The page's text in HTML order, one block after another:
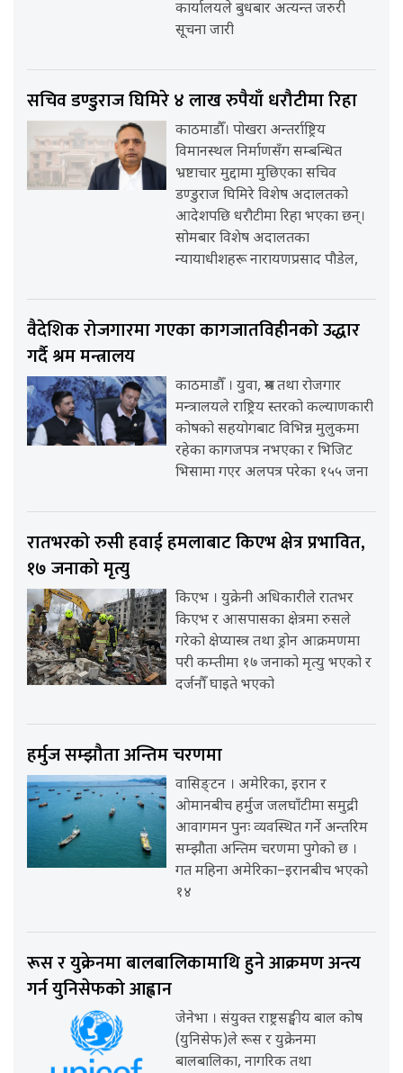
कार्यालयले बुधबार अत्यन्त जरुरी
सूचना जारी
सचिव डण्डुराज घिमिरे ४ लाख रुपैयाँ धरौटीमा रिहा
काठमाडौँ। पोखरा अन्तर्राष्ट्रिय
विमानस्थल निर्माणसँग सम्बन्धित
भ्रष्टाचार मुद्दामा मुछिएका सचिव
डण्डुराज घिमिरे विशेष अदालतको
आदेशपछि धरौटीमा रिहा भएका छन्।
सोमबार विशेष अदालतका
न्यायाधीशहरू नारायणप्रसाद पौडेल,
वैदेशिक रोजगारमा गएका कागजातविहीनको उद्धार
गर्दै श्रम मन्त्रालय
काठमाडौँ । युवा, श्रम तथा रोजगार
मन्त्रालयले राष्ट्रिय स्तरको कल्याणकारी
कोषको सहयोगबाट विभिन्न मुलुकमा
रहेका कागजपत्र नभएका र भिजिट
भिसामा गएर अलपत्र परेका १५५ जना
रातभरको रुसी हवाई हमलाबाट किएभ क्षेत्र प्रभावित,
१७ जनाको मृत्यु
किएभ । युक्रेनी अधिकारीले रातभर
किएभ र आसपासका क्षेत्रमा रुसले
गरेको क्षेप्यास्त्र तथा ड्रोन आक्रमणमा
परी कम्तीमा १७ जनाको मृत्यु भएको र
दर्जनौँ घाइते भएको
हर्मुज सम्झौता अन्तिम चरणमा
वासिङ्टन । अमेरिका, इरान र
ओमानबीच हर्मुज जलघाँटीमा समुद्री
आवागमन पुनः व्यवस्थित गर्ने अन्तरिम
सम्झौता अन्तिम चरणमा पुगेको छ ।
गत महिना अमेरिका–इरानबीच भएको
१४
रूस र युक्रेनमा बालबालिकामाथि हुने आक्रमण अन्त्य
गर्न युनिसेफको आह्वान
जेनेभा । संयुक्त राष्ट्रसङ्घीय बाल कोष
(युनिसेफ)ले रूस र युक्रेनमा
बालबालिका, नागरिक तथा